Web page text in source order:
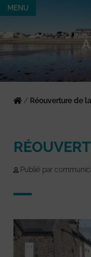
MENU
/ Réouverture de
Publié par